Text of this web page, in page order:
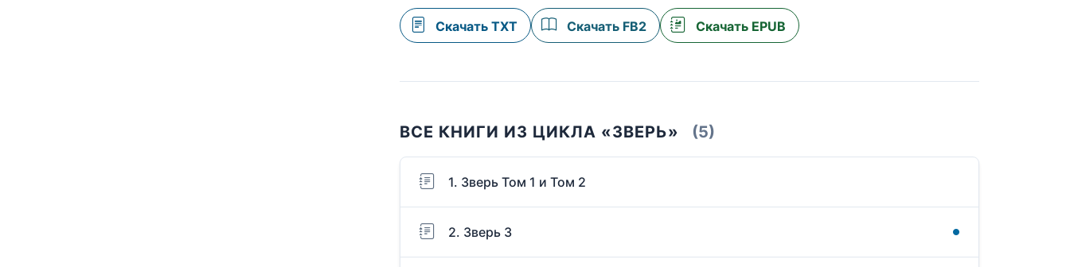
Скачать TXT Скачать FB2 Скачать EPUB
ВСЕ КНИГИ ИЗ ЦИКЛА «ЗВЕРЬ» (5)
1. Зверь Том 1 и Том 2
2. Зверь 3